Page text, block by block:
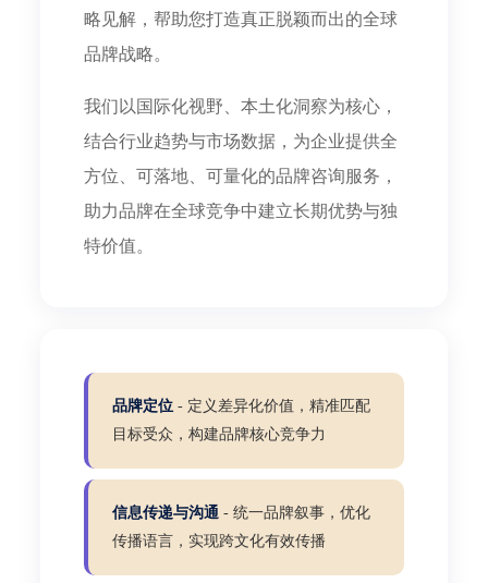
略见解，帮助您打造真正脱颖而出的全球
品牌战略。
我们以国际化视野、本土化洞察为核心，
结合行业趋势与市场数据，为企业提供全
方位、可落地、可量化的品牌咨询服务，
助力品牌在全球竞争中建立长期优势与独
特价值。
品牌定位 - 定义差异化价值，精准匹配
目标受众，构建品牌核心竞争力
信息传递与沟通 - 统一品牌叙事，优化
传播语言，实现跨文化有效传播